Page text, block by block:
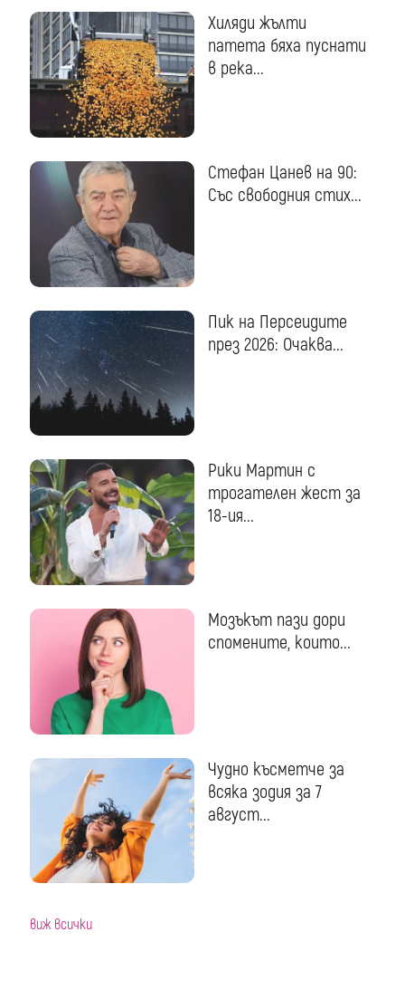
Хиляди жълти
патета бяха пуснати
в река...
Стефан Цанев на 90:
Със свободния стих...
Пик на Персеидите
през 2026: Очаква...
Рики Мартин с
трогателен жест за
18-ия...
Мозъкът пази дори
спомените, които...
Чудно късметче за
всяка зодия за 7
август...
виж всички